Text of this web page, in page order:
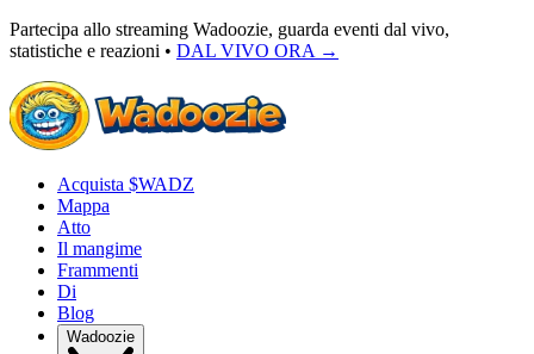
Partecipa allo streaming Wadoozie, guarda eventi dal vivo,
statistiche e reazioni • DAL VIVO ORA →
Acquista $WADZ
Mappa
Atto
Il mangime
Frammenti
Di
Blog
Wadoozie